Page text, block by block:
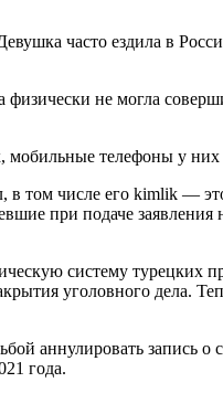
часто ездила в
не могла
мобильные телефоны у
том числе его kimlik —
при подаче заявления
систему турецких
уголовного дела.
аннулировать запись о
года.